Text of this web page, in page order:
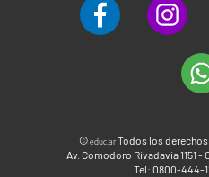
©educ.arTodos los derechos
Av. Comodoro Rivadavia 1151 -
Tel: 0800-444-